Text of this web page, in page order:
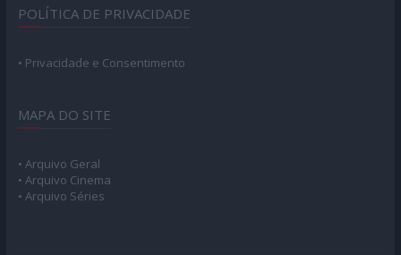
POLÍTICA DE PRIVACIDADE
• Privacidade e Consentimento
MAPA DO SITE
• Arquivo Geral
• Arquivo Cinema
• Arquivo Séries